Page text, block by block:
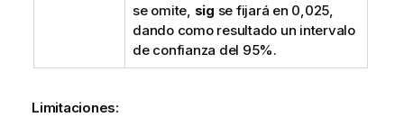
se omite, sig se fijará en 0,025,
dando como resultado un intervalo
de confianza del 95%.
Limitaciones: